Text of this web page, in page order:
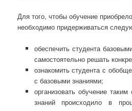
Для того, чтобы обучение
необходимо придерживаться
обеспечить студента
самостоятельно решать
ознакомить студента с
с базовыми знаниями;
организовать обучение
знаний происходило в